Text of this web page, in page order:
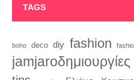
TAGS
boho deco diy fashion
jamjaroδημιουργίες